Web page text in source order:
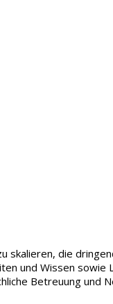
skalieren, die
und Wissen sowie
Betreuung und